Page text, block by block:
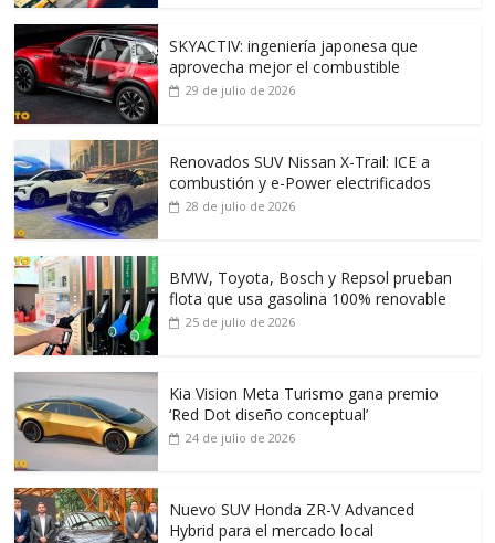
SKYACTIV: ingeniería japonesa que
aprovecha mejor el combustible
29 de julio de 2026
Renovados SUV Nissan X-Trail: ICE a
combustión y e-Power electrificados
28 de julio de 2026
BMW, Toyota, Bosch y Repsol prueban
flota que usa gasolina 100% renovable
25 de julio de 2026
Kia Vision Meta Turismo gana premio
‘Red Dot diseño conceptual’
24 de julio de 2026
Nuevo SUV Honda ZR-V Advanced
Hybrid para el mercado local